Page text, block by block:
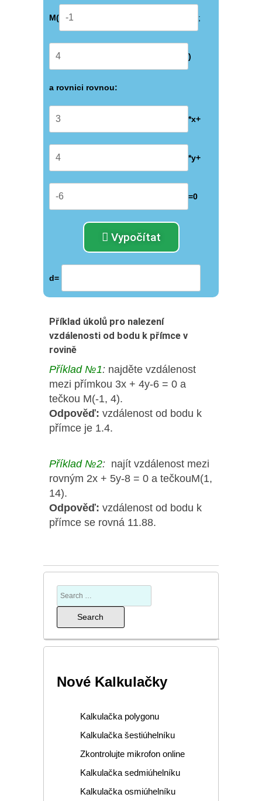
М( ;
)
a rovnici rovnou:
*x+
*y+
=0
Vypočítat
d=
Příklad úkolů pro nalezení
vzdálenosti od bodu k přímce v
rovině
Příklad №1: najděte vzdálenost
mezi přímkou 3x + 4y-6 = 0 a
tečkou M(-1, 4).
Odpověď: vzdálenost od bodu k
přímce je 1.4.
Příklad №2: najít vzdálenost mezi
rovným 2x + 5y-8 = 0 a tečkouM(1,
14).
Odpověď: vzdálenost od bodu k
přímce se rovná 11.88.
Nové Kalkulačky
Kalkulačka polygonu
Kalkulačka šestiúhelníku
Zkontrolujte mikrofon online
Kalkulačka sedmiúhelníku
Kalkulačka osmiúhelníku